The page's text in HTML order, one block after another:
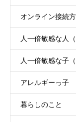
オンライン接続
人一倍敏感な人
人一倍敏感な子
アレルギーっ子
暮らしのこと